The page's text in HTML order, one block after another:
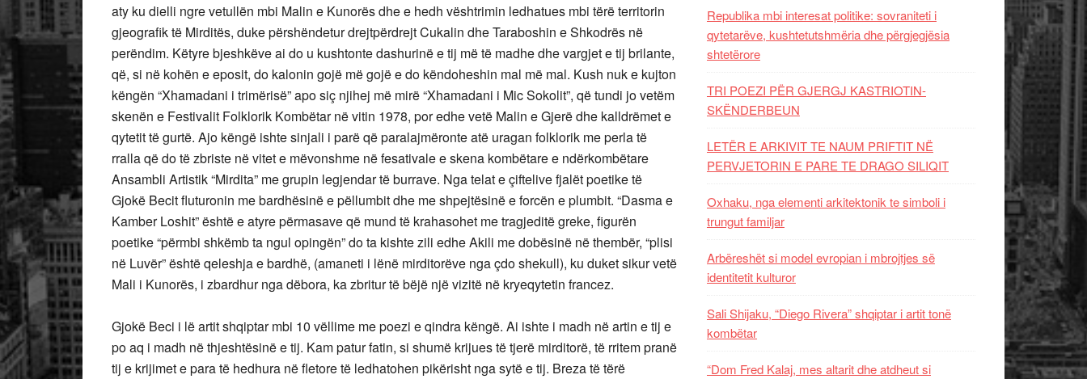
aty ku dielli ngre vetullën mbi Malin e Kunorës dhe e hedh vështrimin ledhatues mbi tërë territorin
gjeografik të Mirditës, duke përshëndetur drejtpërdrejt Cukalin dhe Taraboshin e Shkodrës në
perëndim. Këtyre bjeshkëve ai do u kushtonte dashurinë e tij më të madhe dhe vargjet e tij brilante,
që, si në kohën e eposit, do kalonin gojë më gojë e do këndoheshin mal më mal. Kush nuk e kujton
këngën “Xhamadani i trimërisë” apo siç njihej më mirë “Xhamadani i Mic Sokolit”, që tundi jo vetëm
skenën e Festivalit Folklorik Kombëtar në vitin 1978, por edhe vetë Malin e Gjerë dhe kalldrëmet e
qytetit të gurtë. Ajo këngë ishte sinjali i parë që paralajmëronte atë uragan folklorik me perla të
rralla që do të zbriste në vitet e mëvonshme në fesativale e skena kombëtare e ndërkombëtare
Ansambli Artistik “Mirdita” me grupin legjendar të burrave. Nga telat e çiftelive fjalët poetike të
Gjokë Becit fluturonin me bardhësinë e pëllumbit dhe me shpejtësinë e forcën e plumbit. “Dasma e
Kamber Loshit” është e atyre përmasave që mund të krahasohet me tragjeditë greke, figurën
poetike “përmbi shkëmb ta ngul opingën” do ta kishte zili edhe Akili me dobësinë në thembër, “plisi
në Luvër” është qeleshja e bardhë, (amaneti i lënë mirditorëve nga çdo shekull), ku duket sikur vetë
Mali i Kunorës, i zbardhur nga dëbora, ka zbritur të bëjë një vizitë në kryeqytetin francez.
Gjokë Beci i lë artit shqiptar mbi 10 vëllime me poezi e qindra këngë. Ai ishte i madh në artin e tij e
po aq i madh në thjeshtësinë e tij. Kam patur fatin, si shumë krijues të tjerë mirditorë, të rritem pranë
tij e krijimet e para të hedhura në fletore të ledhatohen pikërisht nga sytë e tij. Breza të tërë
Republika mbi interesat politike: sovraniteti i
qytetarëve, kushtetutshmëria dhe përgjegjësia
shtetërore
TRI POEZI PËR GJERGJ KASTRIOTIN-
SKËNDERBEUN
LETËR E ARKIVIT TE NAUM PRIFTIT NË
PERVJETORIN E PARE TE DRAGO SILIQIT
Oxhaku, nga elementi arkitektonik te simboli i
trungut familjar
Arbëreshët si model evropian i mbrojtjes së
identitetit kulturor
Sali Shijaku, “Diego Rivera” shqiptar i artit tonë
kombëtar
“Dom Fred Kalaj, mes altarit dhe atdheut si